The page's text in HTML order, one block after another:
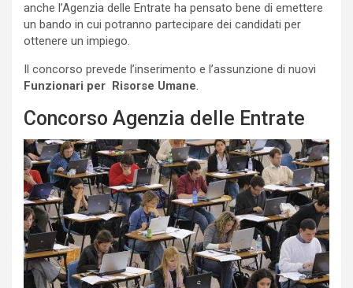
anche l’Agenzia delle Entrate ha pensato bene di emettere
un bando in cui potranno partecipare dei candidati per
ottenere un impiego.
Il concorso prevede l’inserimento e l’assunzione di nuovi
Funzionari per Risorse Umane.
Concorso Agenzia delle Entrate